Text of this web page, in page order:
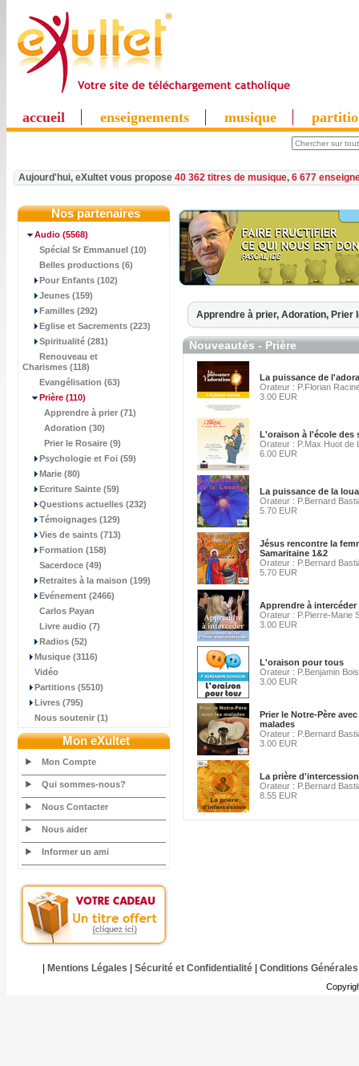
accueil enseignements musique
Aujourd'hui, eXultet vous propose 40 362 titres de musique, 6 677
Nos partenaires
Audio (5568)
Spécial Sr Emmanuel (10)
Belles productions (6)
Pour Enfants (102)
Jeunes (159)
Familles (292)
Eglise et Sacrements (223)
Spiritualité (281)
Renouveau et
Charismes (118)
Evangélisation (63)
Prière (110)
Apprendre à prier (71)
Adoration (30)
Prier le Rosaire (9)
Psychologie et Foi (59)
Marie (80)
Ecriture Sainte (59)
Questions actuelles (232)
Témoignages (129)
Vies de saints (713)
Formation (158)
Sacerdoce (49)
Retraites à la maison (199)
Evénement (2466)
Carlos Payan
Livre audio (7)
Radios (52)
Musique (3116)
Vidéo
Partitions (5510)
Livres (795)
Nous soutenir (1)
Mon eXultet
Mon Compte
Qui sommes-nous?
Nous Contacter
Nous aider
Informer un ami
Apprendre à prier, Adoration, Prier
Nouveautés - Prière
La puissance de
Orateur : P.Florian
3.00 EUR
L'oraison à l'école des
Orateur : P.Max Huot de
6.00 EUR
La puissance de la
Orateur : P.Bernard
5.70 EUR
Jésus rencontre la
Samaritaine 1&2
Orateur : P.Bernard
5.70 EUR
Apprendre à intercéder
Orateur : P.Pierre-Marie
3.00 EUR
L'oraison pour tous
Orateur : P.Benjamin
3.00 EUR
Prier le Notre-Père
malades
Orateur : P.Bernard
3.00 EUR
La prière d'intercession
Orateur : P.Bernard
8.55 EUR
Mentions Légales Sécurité et Confidentialité| Conditions Générales